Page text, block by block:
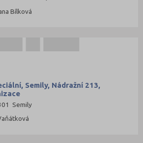
Bílková
Semily, Nádražní 213,
Semily